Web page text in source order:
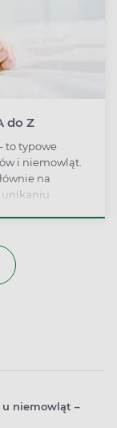
do Z
to typowe
i niemowląt.
na
unikaniu
u niemowląt –